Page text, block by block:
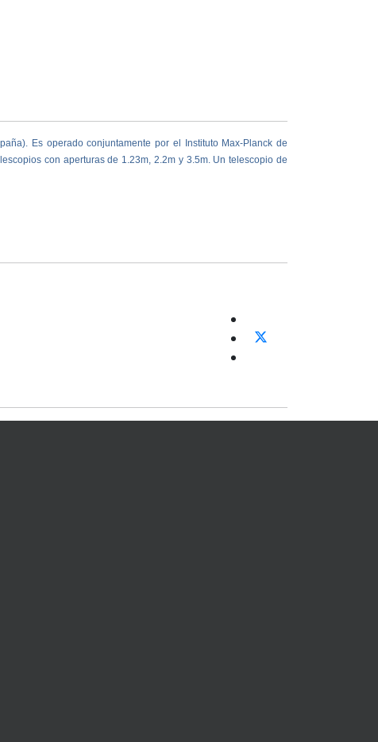
Es operado conjuntamente por el
Instituto Max-Planck de
con aperturas de 1.23m, 2.2m y 3.5m. Un telescopio de